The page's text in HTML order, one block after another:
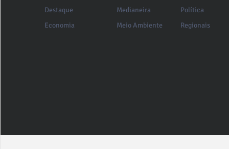
Destaque
Economia
Medianeira
Meio Ambiente
Política
Regionais